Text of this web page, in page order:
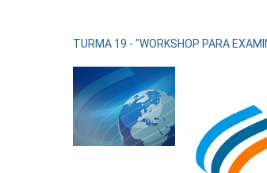
TURMA 19 - "WORKSHOP PARA